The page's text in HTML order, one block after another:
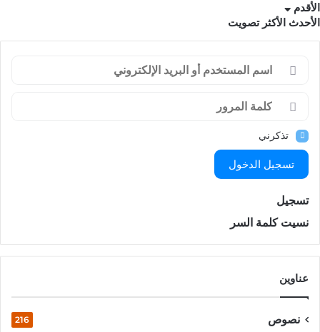
الأقدم
الأحدث الأكثر تصويت
تذكرني
تسجيل الدخول
تسجيل
نسيت كلمة السر
عناوين
نصوص 216